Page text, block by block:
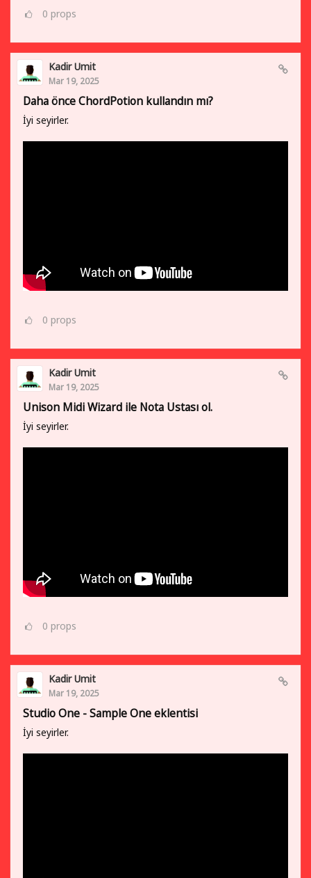
0 props
Kadir Umit
Mar 19, 2025
Daha önce ChordPotion kullandın mı?
İyi seyirler.
0 props
Kadir Umit
Mar 19, 2025
Unison Midi Wizard ile Nota Ustası ol.
İyi seyirler.
0 props
Kadir Umit
Mar 19, 2025
Studio One - Sample One eklentisi
İyi seyirler.